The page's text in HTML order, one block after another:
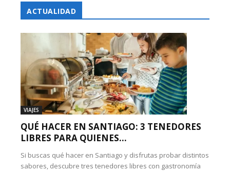
ACTUALIDAD
VIAJES
QUÉ HACER EN SANTIAGO: 3 TENEDORES
LIBRES PARA QUIENES...
Si buscas qué hacer en Santiago y disfrutas probar distintos
sabores, descubre tres tenedores libres con gastronomía